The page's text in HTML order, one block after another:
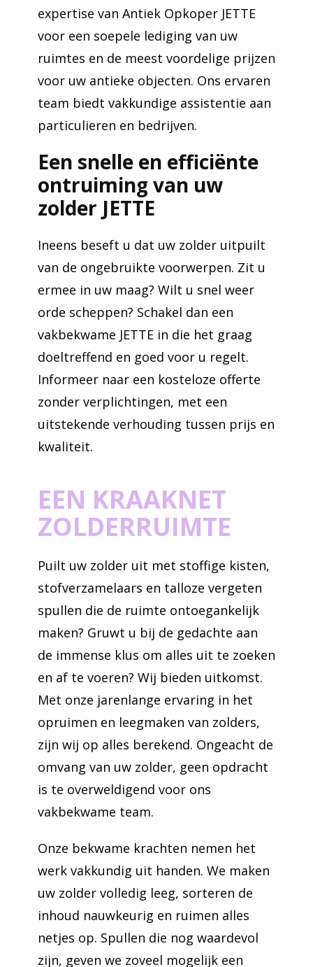
expertise van Antiek Opkoper JETTE
voor een soepele lediging van uw
ruimtes en de meest voordelige prijzen
voor uw antieke objecten. Ons ervaren
team biedt vakkundige assistentie aan
particulieren en bedrijven.
Een snelle en efficiënte
ontruiming van uw
zolder JETTE
Ineens beseft u dat uw zolder uitpuilt
van de ongebruikte voorwerpen. Zit u
ermee in uw maag? Wilt u snel weer
orde scheppen? Schakel dan een
vakbekwame JETTE in die het graag
doeltreffend en goed voor u regelt.
Informeer naar een kosteloze offerte
zonder verplichtingen, met een
uitstekende verhouding tussen prijs en
kwaliteit.
EEN KRAAKNET
ZOLDERRUIMTE
Puilt uw zolder uit met stoffige kisten,
stofverzamelaars en talloze vergeten
spullen die de ruimte ontoegankelijk
maken? Gruwt u bij de gedachte aan
de immense klus om alles uit te zoeken
en af te voeren? Wij bieden uitkomst.
Met onze jarenlange ervaring in het
opruimen en leegmaken van zolders,
zijn wij op alles berekend. Ongeacht de
omvang van uw zolder, geen opdracht
is te overweldigend voor ons
vakbekwame team.
Onze bekwame krachten nemen het
werk vakkundig uit handen. We maken
uw zolder volledig leeg, sorteren de
inhoud nauwkeurig en ruimen alles
netjes op. Spullen die nog waardevol
zijn, geven we zoveel mogelijk een